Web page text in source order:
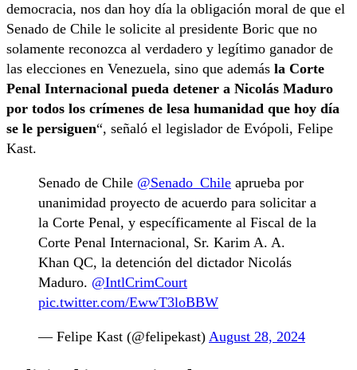
democracia, nos dan hoy día la obligación moral de que el
Senado de Chile le solicite al presidente Boric que no
solamente reconozca al verdadero y legítimo ganador de
las elecciones en Venezuela, sino que además la Corte
Penal Internacional pueda detener a Nicolás Maduro
por todos los crímenes de lesa humanidad que hoy día
se le persiguen“, señaló el legislador de Evópoli, Felipe
Kast.
Senado de Chile @Senado_Chile aprueba por
unanimidad proyecto de acuerdo para solicitar a
la Corte Penal, y específicamente al Fiscal de la
Corte Penal Internacional, Sr. Karim A. A.
Khan QC, la detención del dictador Nicolás
Maduro. @IntlCrimCourt
pic.twitter.com/EwwT3loBBW
— Felipe Kast (@felipekast) August 28, 2024